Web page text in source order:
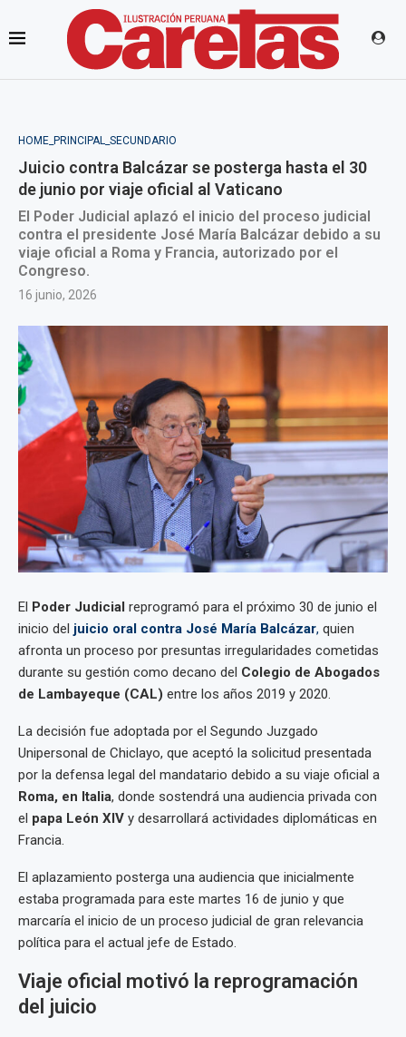
HOME_PRINCIPAL_SECUNDARIO
Juicio contra Balcázar se posterga hasta el 30
de junio por viaje oficial al Vaticano
El Poder Judicial aplazó el inicio del proceso judicial
contra el presidente José María Balcázar debido a su
viaje oficial a Roma y Francia, autorizado por el
Congreso.
16 junio, 2026
El Poder Judicial reprogramó para el próximo 30 de junio el
inicio del juicio oral contra José María Balcázar, quien
afronta un proceso por presuntas irregularidades cometidas
durante su gestión como decano del Colegio de Abogados
de Lambayeque (CAL) entre los años 2019 y 2020.
La decisión fue adoptada por el Segundo Juzgado
Unipersonal de Chiclayo, que aceptó la solicitud presentada
por la defensa legal del mandatario debido a su viaje oficial a
Roma, en Italia, donde sostendrá una audiencia privada con
el papa León XIV y desarrollará actividades diplomáticas en
Francia.
El aplazamiento posterga una audiencia que inicialmente
estaba programada para este martes 16 de junio y que
marcaría el inicio de un proceso judicial de gran relevancia
política para el actual jefe de Estado.
Viaje oficial motivó la reprogramación
del juicio